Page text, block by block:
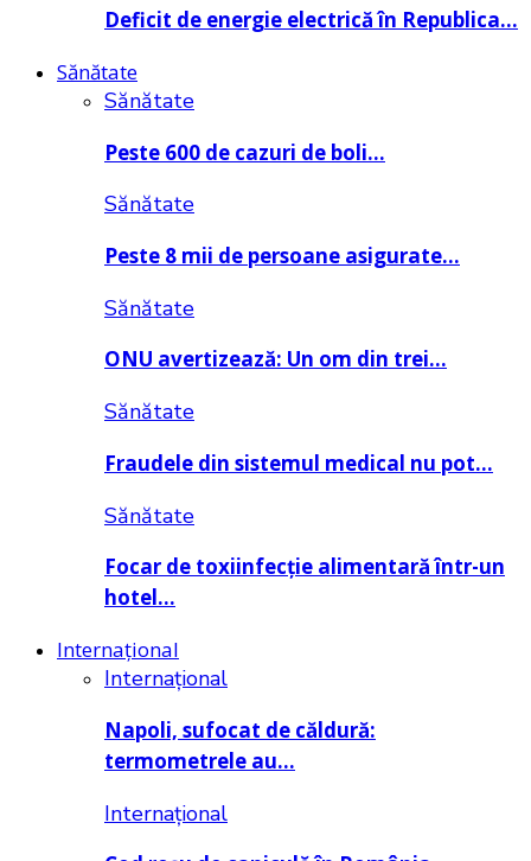
Deficit de energie electrică în Republica…
Sănătate
Sănătate
Peste 600 de cazuri de boli…
Sănătate
Peste 8 mii de persoane asigurate…
Sănătate
ONU avertizează: Un om din trei…
Sănătate
Fraudele din sistemul medical nu pot…
Sănătate
Focar de toxiinfecție alimentară într-un
hotel…
Internațional
Internațional
Napoli, sufocat de căldură:
termometrele au…
Internațional